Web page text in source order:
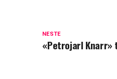
NESTE
«Petrojarl Knarr»